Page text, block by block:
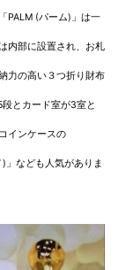
PALM (パーム)」は一
内部に設置され、お札
力の高い３つ折り財布
段とカード室が3室と
インケースの
)」なども人気がありま